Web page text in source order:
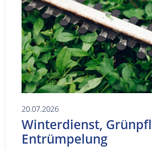
20.07.2026
Winterdienst,
Entrümpelung